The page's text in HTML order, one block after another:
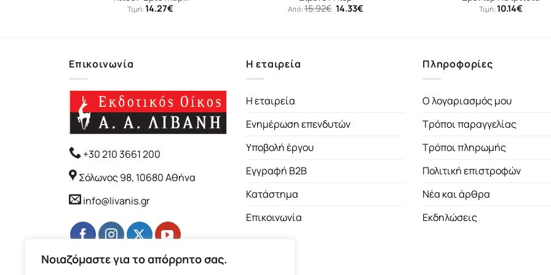
Νοιαζόμαστε για το απόρρητο σας.
Τιμή:14.27€ Από:15.92€ Original
14.33€ Τιμή:10.14€
Επικοινωνία
+30 210 3661 200
Σόλωνος 98, 10680 Αθήνα
info@livanis.gr
Η εταιρεία
Η εταιρεία
Ενημέρωση επενδυτών
Υποβολή έργου
Εγγραφή B2B
Κατάστημα
Επικοινωνία
Πληροφορίες
Ο λογαριασμός μου
Τρόποι παραγγελίας
Τρόποι πληρωμής
Πολιτική επιστροφών
Νέα και άρθρα
Εκδηλώσεις